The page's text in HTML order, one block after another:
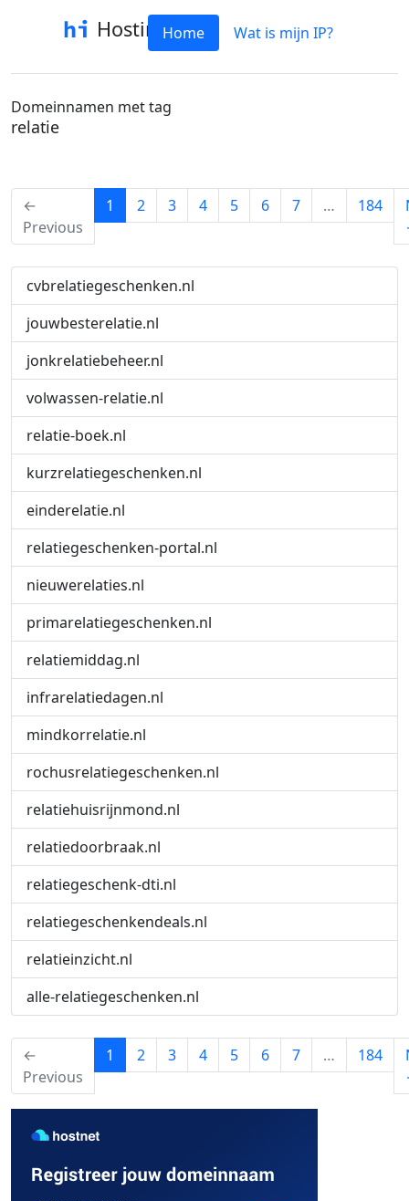
HostinfoHome Wat is mijn IP?
Domeinnamen met tag
relatie
←
Previous
1 (current)
2 3 4 5 6 7 … 184
cvbrelatiegeschenken.nl
jouwbesterelatie.nl
jonkrelatiebeheer.nl
volwassen-relatie.nl
relatie-boek.nl
kurzrelatiegeschenken.nl
einderelatie.nl
relatiegeschenken-portal.nl
nieuwerelaties.nl
primarelatiegeschenken.nl
relatiemiddag.nl
infrarelatiedagen.nl
mindkorrelatie.nl
rochusrelatiegeschenken.nl
relatiehuisrijnmond.nl
relatiedoorbraak.nl
relatiegeschenk-dti.nl
relatiegeschenkendeals.nl
relatieinzicht.nl
alle-relatiegeschenken.nl
←
Previous
1 (current)
2 3 4 5 6 7 … 184